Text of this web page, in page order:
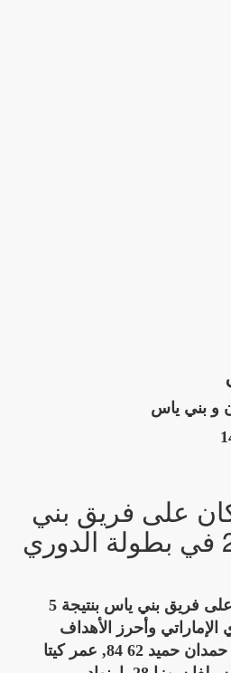
و بني ياس
على فريق بني
ياس بنتيجة 5 - 2 في بطولة الدوري
فاز فريق خورفكان على فريق بني ياس بنتيجة 5
الإماراتي وأحرز الأهداف
تشيكنا دومبيا 13 59, حمدان حميد 62 84, عمر كيتا